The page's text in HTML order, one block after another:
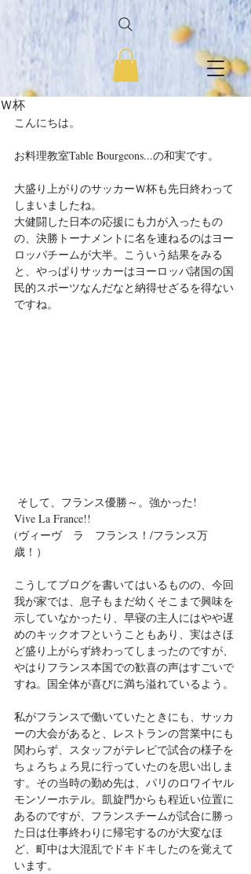
Ｗ杯
こんにちは。
お料理教室Table Bourgeons...の和実です。
大盛り上がりのサッカーＷ杯も先日終わって
しまいましたね。
大健闘した日本の応援にも力が入ったもの
の、決勝トーナメントに名を連ねるのはヨー
ロッパチームが大半。こういう結果をみる
と、やっぱりサッカーはヨーロッパ諸国の国
民的スポーツなんだなと納得せざるを得ない
ですね。
そして、フランス優勝～。強かった!
Vive La France!!
(ヴィーヴ　ラ　フランス！/フランス万
歳！）
こうしてブログを書いてはいるものの、今回
我が家では、息子もまだ幼くそこまで興味を
示していなかったり、早寝の主人にはやや遅
めのキックオフということもあり、実はさほ
ど盛り上がらず終わってしまったのですが、
やはりフランス本国での歓喜の声はすごいで
すね。国全体が喜びに満ち溢れているよう。
私がフランスで働いていたときにも、サッカ
ーの大会があると、レストランの営業中にも
関わらず、スタッフがテレビで試合の様子を
ちょろちょろ見に行っていたのを思い出しま
す。その当時の勤め先は、パリのロワイヤル
モンソーホテル。凱旋門からも程近い位置に
あるのですが、フランスチームが試合に勝っ
た日は仕事終わりに帰宅するのが大変なほ
ど、町中は大混乱でドキドキしたのを覚えて
います。